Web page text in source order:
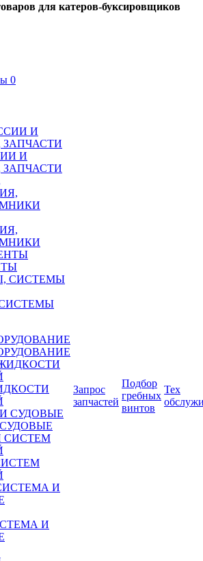
для катеров-буксировщиков
0
И
ЗАПЧАСТИ
И
Запрос
запчастей
Подбор
гребных
винтов
Тех